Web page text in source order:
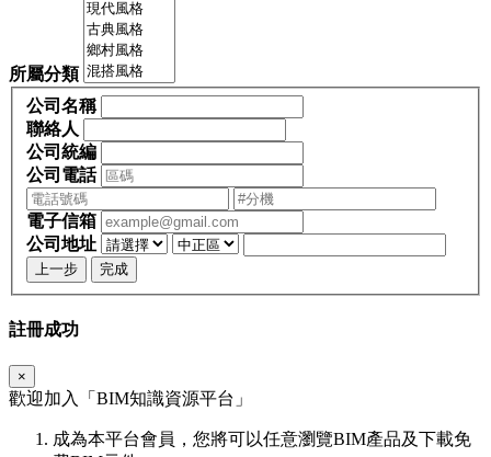
所屬分類
公司名稱
聯絡人
公司統編
公司電話
電子信箱
公司地址
上一步 完成
註冊成功
×
歡迎加入「 BIM知識資源平台」
成為本平台會員，您將可以任意瀏覽BIM產品及下載免